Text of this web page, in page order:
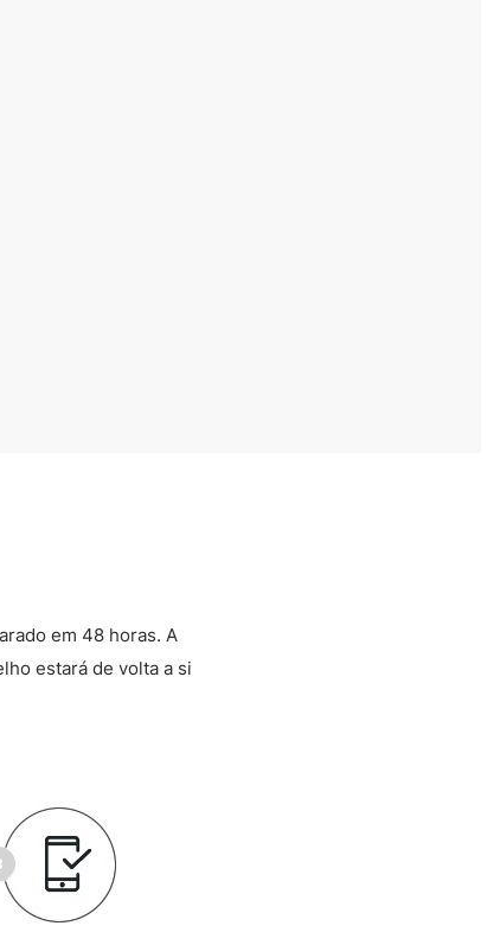
em 48 horas. A
estará de volta a si